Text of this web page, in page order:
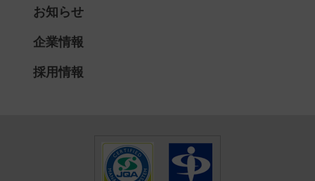
お知らせ
企業情報
採用情報